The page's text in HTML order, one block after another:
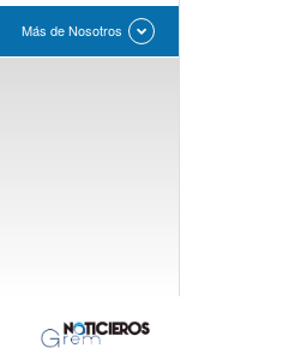
Más de Nosotros